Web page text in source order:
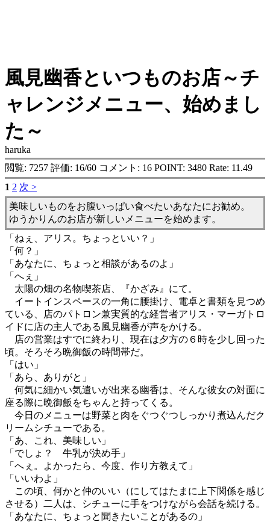
風見幽香といつものお店～チ
ャレンジメニュー、始めまし
た～
haruka
閲覧: 7257 評価: 16/60 コメント: 16 POINT: 3480 Rate: 11.49
1 2 次 >
美味しいものをお腹いっぱい食べたいあなたにお勧め。
ゆうかりんのお店が新しいメニューを始めます。
「ねぇ、アリス。ちょっといい？」
「何？」
「あなたに、ちょっと相談があるのよ」
「へぇ」
太陽の畑の名物喫茶店、『かざみ』にて。
イートインスペースの一角に腰掛け、電卓と書類を見つめ
ている、店のパトロン兼実質的な経営者アリス・マーガトロ
イドに店の主人である風見幽香が声をかける。
店の営業はすでに終わり、現在は夕方の６時を少し回った
頃。そろそろ晩御飯の時間帯だ。
「はい」
「あら、ありがと」
何気に細かい気遣いが出来る幽香は、そんな彼女の対面に
座る際に晩御飯をちゃんと持ってくる。
今日のメニューは野菜と肉をぐつぐつしっかり煮込んだク
リームシチューである。
「あ、これ、美味しい」
「でしょ？ 牛乳が決め手」
「へぇ。よかったら、今度、作り方教えて」
「いいわよ」
この頃、何かと仲のいい（にしてはたまに上下関係を感じ
させる）二人は、シチューに手をつけながら会話を続ける。
「あなたに、ちょっと聞きたいことがあるの」